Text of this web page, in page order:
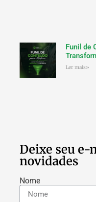
Funil de
Ler mais»
Deixe seu e-
novidades
Nome